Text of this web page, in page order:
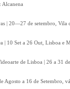
Alcanena
| 20—27 de setembro, Vila
| 10 Set a 26 Out, Lisboa e
de Lisboa | 26 a 31
Agosto a 16 de Setembro,